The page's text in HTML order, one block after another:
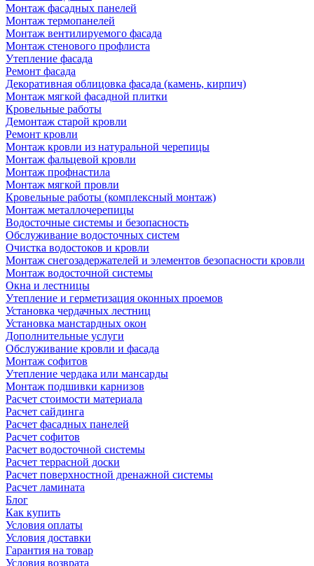
Монтаж фасадных панелей
Монтаж термопанелей
Монтаж вентилируемого фасада
Монтаж стенового профлиста
Утепление фасада
Ремонт фасада
Декоративная облицовка фасада (камень, кирпич)
Монтаж мягкой фасадной плитки
Кровельные работы
Демонтаж старой кровли
Ремонт кровли
Монтаж кровли из натуральной черепицы
Монтаж фальцевой кровли
Монтаж профнастила
Монтаж мягкой провли
Кровельные работы (комплексный монтаж)
Монтаж металлочерепицы
Водосточные системы и безопасность
Обслуживание водосточных систем
Очистка водостоков и кровли
Монтаж снегозадержателей и элементов безопасности кровли
Монтаж водосточной системы
Окна и лестницы
Утепление и герметизация оконных проемов
Установка чердачных лестниц
Установка манстардных окон
Дополнительные услуги
Обслуживание кровли и фасада
Монтаж софитов
Утепление чердака или мансарды
Монтаж подшивки карнизов
Расчет стоимости материала
Расчет сайдинга
Расчет фасадных панелей
Расчет софитов
Расчет водосточной системы
Расчет террасной доски
Расчет поверхностной дренажной системы
Расчет ламината
Блог
Как купить
Условия оплаты
Условия доставки
Гарантия на товар
Условия возврата